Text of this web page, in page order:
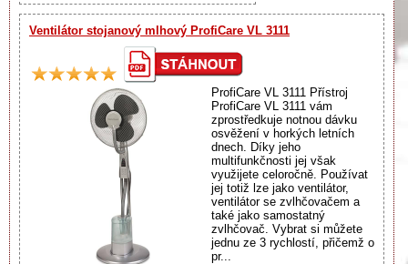
Ventilátor stojanový mlhový ProfiCare VL 3111
ProfiCare VL 3111 Přístroj
ProfiCare VL 3111 vám
zprostředkuje notnou dávku
osvěžení v horkých letních
dnech. Díky jeho
multifunkčnosti jej však
využijete celoročně. Používat
jej totiž lze jako ventilátor,
ventilátor se zvlhčovačem a
také jako samostatný
zvlhčovač. Vybrat si můžete
jednu ze 3 rychlostí, přičemž o
pr...